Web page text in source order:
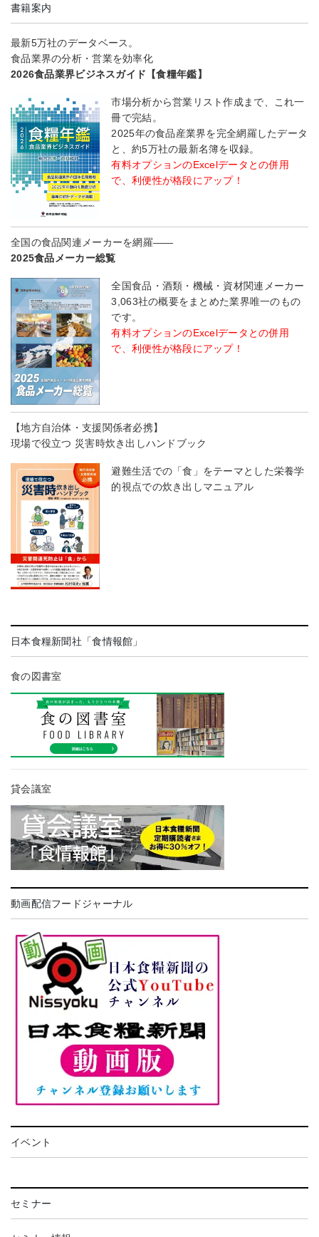
書籍案内
最新5万社のデータベース。
食品業界の分析・営業を効率化
2026食品業界ビジネスガイド【食糧年鑑】
市場分析から営業リスト作成まで、これ一
冊で完結。
2025年の食品産業界を完全網羅したデータ
と、約5万社の最新名簿を収録。
有料オプションのExcelデータとの併用
で、利便性が格段にアップ！
全国の食品関連メーカーを網羅――
2025食品メーカー総覧
全国食品・酒類・機械・資材関連メーカー
3,063社の概要をまとめた業界唯一のもの
です。
有料オプションのExcelデータとの併用
で、利便性が格段にアップ！
【地方自治体・支援関係者必携】
現場で役立つ 災害時炊き出しハンドブック
避難生活での「食」をテーマとした栄養学
的視点での炊き出しマニュアル
日本食糧新聞社「食情報館」
食の図書室
貸会議室
動画配信フードジャーナル
イベント
セミナー